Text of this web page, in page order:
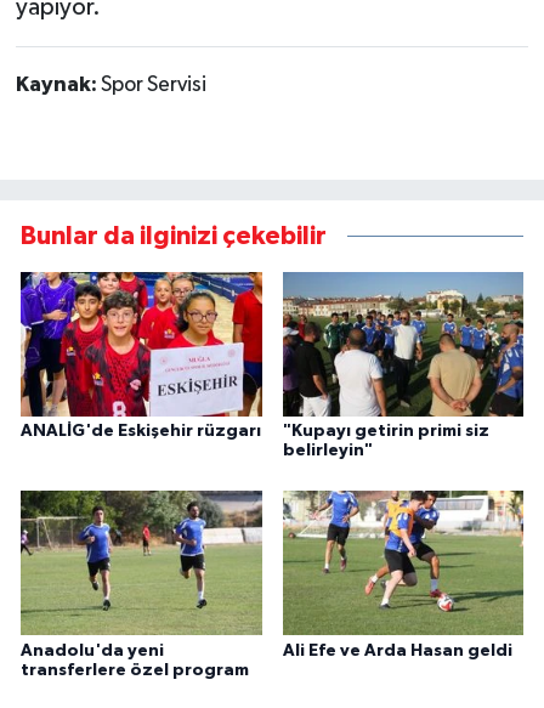
yapıyor.
Kaynak: Spor Servisi
Bunlar da ilginizi çekebilir
ANALİG'de Eskişehir rüzgarı
"Kupayı getirin primi siz
belirleyin"
Anadolu'da yeni
transferlere özel program
Ali Efe ve Arda Hasan geldi